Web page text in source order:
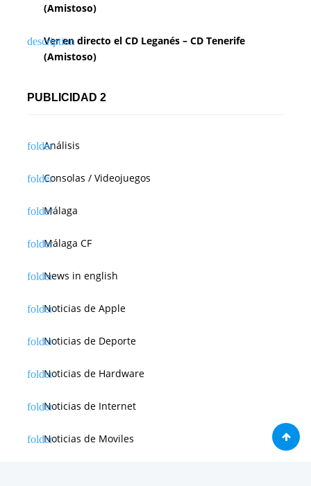
(Amistoso)
Ver en directo el CD Leganés – CD Tenerife
(Amistoso)
PUBLICIDAD 2
Análisis
Consolas / Videojuegos
Málaga
Málaga CF
News in english
Noticias de Apple
Noticias de Deporte
Noticias de Hardware
Noticias de Internet
Noticias de Moviles